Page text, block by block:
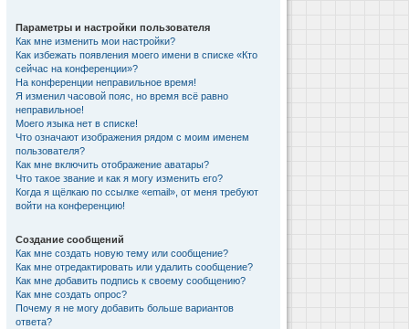
Параметры и настройки пользователя
Как мне изменить мои настройки?
Как избежать появления моего имени в списке «Кто
сейчас на конференции»?
На конференции неправильное время!
Я изменил часовой пояс, но время всё равно
неправильное!
Моего языка нет в списке!
Что означают изображения рядом с моим именем
пользователя?
Как мне включить отображение аватары?
Что такое звание и как я могу изменить его?
Когда я щёлкаю по ссылке «email», от меня требуют
войти на конференцию!
Создание сообщений
Как мне создать новую тему или сообщение?
Как мне отредактировать или удалить сообщение?
Как мне добавить подпись к своему сообщению?
Как мне создать опрос?
Почему я не могу добавить больше вариантов
ответа?